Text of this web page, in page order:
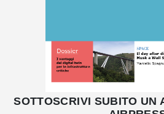
SOTTOSCRIVI SUBITO UN